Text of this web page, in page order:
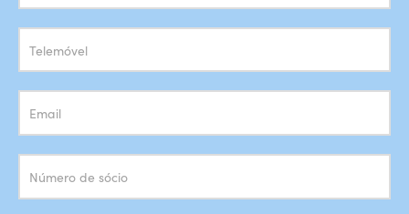
Newsletter